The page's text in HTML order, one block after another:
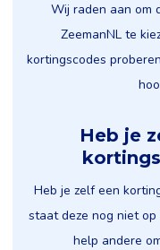
Wij raden aan om
ZeemanNL te
kortingscodes
Heb je
Heb je zelf een
staat deze nog niet op
help andere